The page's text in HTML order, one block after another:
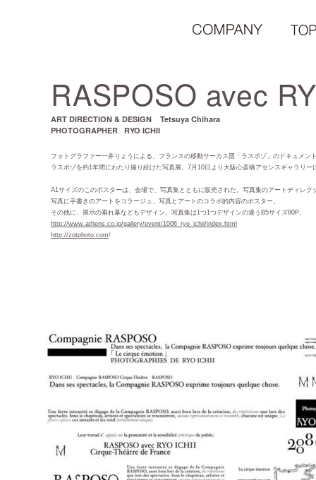
フォトグラファー一井りょうによる、フランスの移動サーカス団「ラスポゾ」のドキュメン
ラスポゾを約1年間にわたり撮り続けた写真展。7月10日より大阪心斎橋アセンスギャラリー
A1サイズのこのポスターは、会場で、写真集とともに販売された。写真集のアートディレク
写真に手書きのアートをコラージュ、写真とアートのコラボ的内容のポスター。
その他に、展示の垂れ幕などもデザイン。写真集は1つ1つデザインの違うB5サイズ80P。
http://www.athens.co.jp/gallery/event/1006_ryo_ichii/index.html
http://zotphoto.com/
RASPOSO avec
ART DIRECTION & DESIGN Tetsuya Chihara
PHOTOGRAPHER RYO ICHII